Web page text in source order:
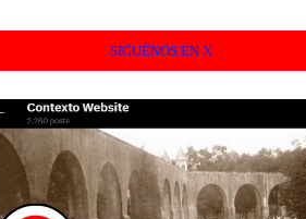
SIGUÉNOS EN X